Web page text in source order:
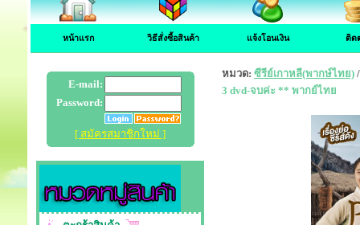
หน้าแรก วิธีสั่งซื้อสินค้า แจ้งโอนเงิน ติด
E-mail:
Password:
[ สมัครสมาชิกใหม่ ]
หมวด: ซีรีย์เกาหลี(พากษ์ไทย)
3 dvd-จบค่ะ ** พากย์ไทย